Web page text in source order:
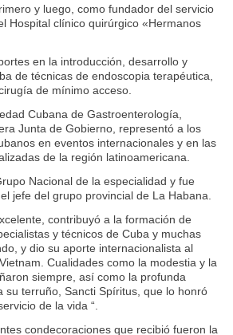
y luego, como fundador del servicio
Hospital clínico quirúrgico «Hermanos
en la introducción, desarrollo y
de técnicas de endoscopia terapéutica,
de mínimo acceso.
Cubana de Gastroenterología,
Junta de Gobierno, representó a los
en eventos internacionales y en las
de la región latinoamericana.
Nacional de la especialidad y fue
jefe del grupo provincial de La Habana.
contribuyó a la formación de
y técnicos de Cuba y muchas
y dio su aporte internacionalista al
Cualidades como la modestia y la
siempre, así como la profunda
su terruño, Sancti Spíritus, que lo honró
de la vida “.
condecoraciones que recibió fueron la